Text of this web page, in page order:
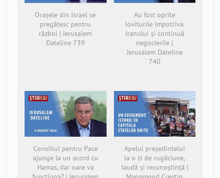
Orașele din Israel se
pregătesc pentru
război | Jerusalem
Dateline 739
Au fost oprite
loviturile împotriva
Iranului și continuă
negocierile |
Jerusalem Dateline
740
Consiliul pentru Pace
ajunge la un acord cu
Hamas, dar oare va
Apelul președintelui
la o zi de rugăciune,
laudă și recunoștință |